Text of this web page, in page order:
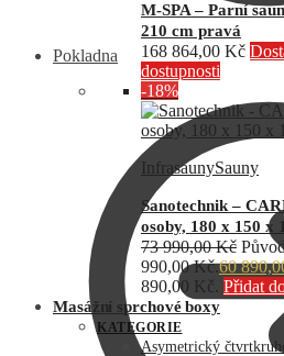
Pokladna
M-SPA – Parní
210 cm pravá
168 864,00 Kč
dostupnosti
-18%
InfrasaunySauny
Sanotechnik –
osoby, 180 x 150 x
73 990,00Kč
990,00 Kč.60
890,00 Kč. Přidat
Masážní sprchové boxy
KATEGORIE
Asymetrický